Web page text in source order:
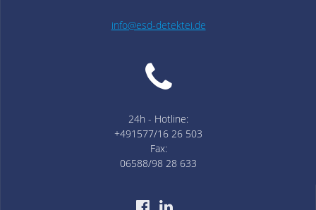
info@esd-detektei.de
24h - Hotline:
+491577/16 26 503
Fax:
06588/98 28 633